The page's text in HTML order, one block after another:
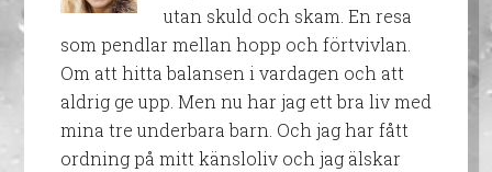
utan skuld och skam. En resa
som pendlar mellan hopp och förtvivlan.
Om att hitta balansen i vardagen och att
aldrig ge upp. Men nu har jag ett bra liv med
mina tre underbara barn. Och jag har fått
ordning på mitt känsloliv och jag älskar